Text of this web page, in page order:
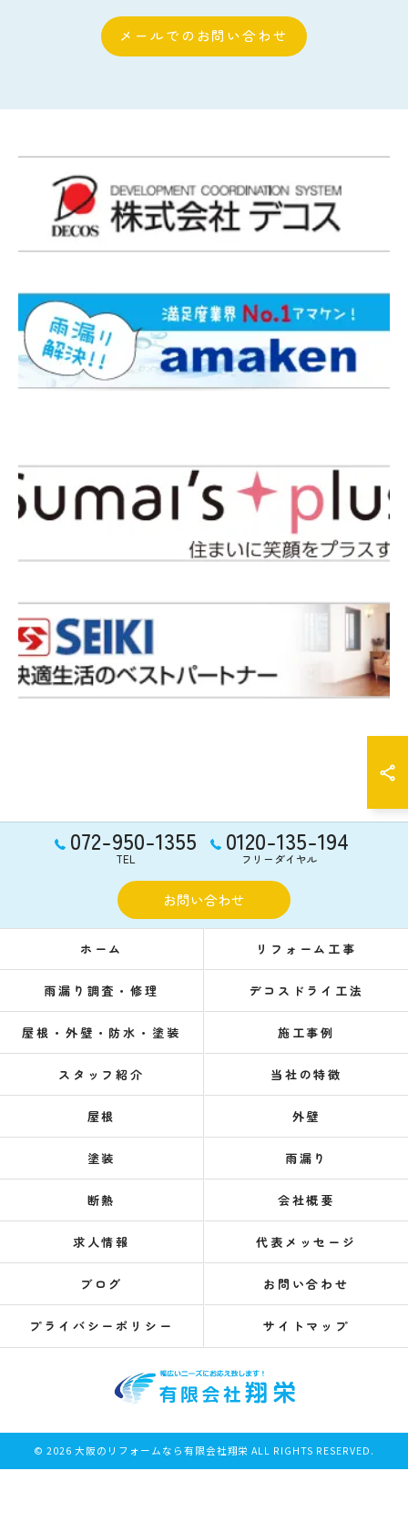
メールでのお問い合わせ
072-950-1355
TEL
0120-135-194
フリーダイヤル
お問い合わせ
ホーム リフォーム工事
雨漏り調査・修理 デコスドライ工法
屋根・外壁・防水・塗装 施工事例
スタッフ紹介 当社の特徴
屋根 外壁
塗装 雨漏り
断熱 会社概要
求人情報 代表メッセージ
ブログ お問い合わせ
プライバシーポリシー サイトマップ
© 2026 大阪のリフォームなら有限会社翔栄 ALL RIGHTS RESERVED.